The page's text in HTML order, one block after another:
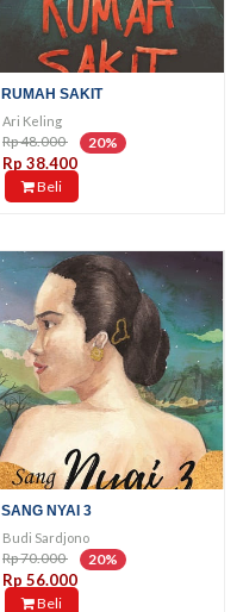
RUMAH SAKIT
Ari Keling
Rp 48.000 20%
Rp 38.400
Beli
SANG NYAI 3
Budi Sardjono
Rp 70.000 20%
Rp 56.000
Beli